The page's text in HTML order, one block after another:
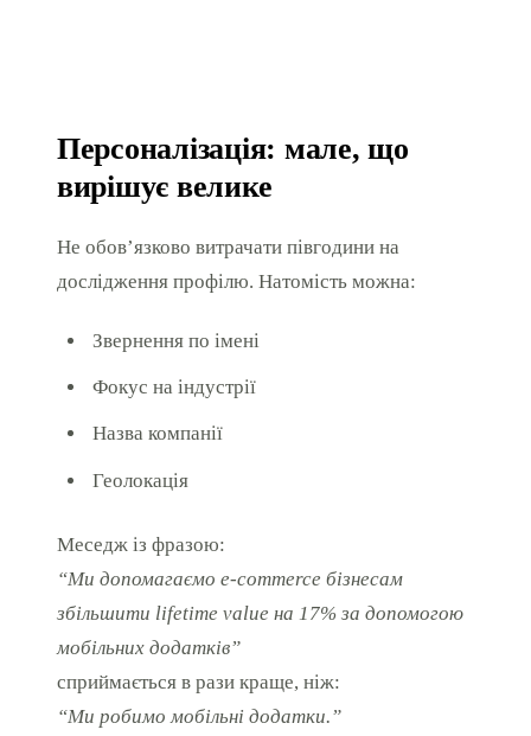
Персоналізація: мале, що
вирішує велике
Не обов’язково витрачати півгодини на
дослідження профілю. Натомість можна:
Звернення по імені
Фокус на індустрії
Назва компанії
Геолокація
Меседж із фразою:
“Ми допомагаємо e-commerce бізнесам
збільшити lifetime value на 17% за допомогою
мобільних додатків”
сприймається в рази краще, ніж:
“Ми робимо мобільні додатки.”